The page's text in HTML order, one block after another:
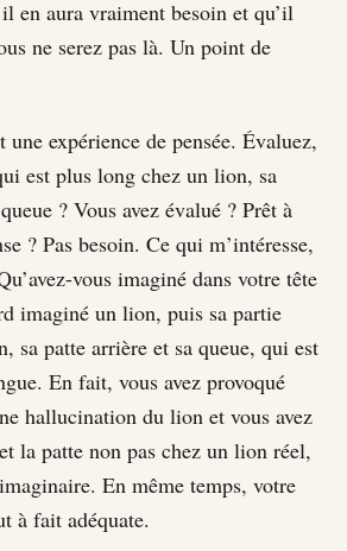
en aura vraiment besoin et qu’il
ne serez pas là. Un point de
une expérience de pensée. Évaluez,
est plus long chez un lion, sa
? Vous avez évalué ? Prêt à
? Pas besoin. Ce qui m’intéresse,
vous imaginé dans votre tête
imaginé un lion, puis sa partie
sa patte arrière et sa queue, qui est
En fait, vous avez provoqué
hallucination du lion et vous avez
la patte non pas chez un lion réel,
En même temps, votre
à fait adéquate.